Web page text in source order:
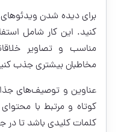
برای دیده شدن ویدئوهای
کنید. این کار شامل
مناسب و تصاویر
مخاطبان بیشتری جذب
عناوین و توصیف‌های
کوتاه و مرتبط با
کلمات کلیدی باشد تا